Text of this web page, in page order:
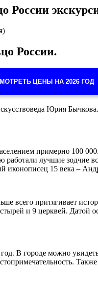
России
России.
ЦЕНЫ НА 2026 ГОД
Юрия
примерно 100
лучшие зодчие
иконописец 15 века –
притягивает
и 9 церквей. Датой
В городе можно